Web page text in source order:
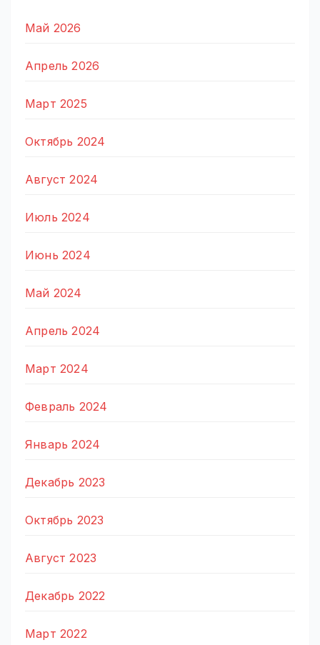
Май 2026
Апрель 2026
Март 2025
Октябрь 2024
Август 2024
Июль 2024
Июнь 2024
Май 2024
Апрель 2024
Март 2024
Февраль 2024
Январь 2024
Декабрь 2023
Октябрь 2023
Август 2023
Декабрь 2022
Март 2022